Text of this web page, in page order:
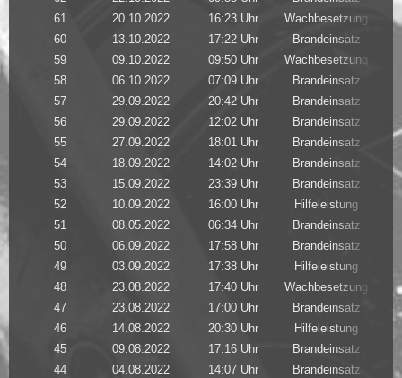
61
20.10.2022 16:23 Uhr Wachbesetzung
60
13.10.2022 17:22 Uhr Brandeinsatz
59
09.10.2022 09:50 Uhr Wachbesetzung
58
06.10.2022 07:09 Uhr Brandeinsatz
57
29.09.2022 20:42 Uhr Brandeinsatz
56
29.09.2022 12:02 Uhr Brandeinsatz
55
27.09.2022 18:01 Uhr Brandeinsatz
54
18.09.2022 14:02 Uhr Brandeinsatz
53
15.09.2022 23:39 Uhr Brandeinsatz
52
10.09.2022 16:00 Uhr Hilfeleistung
51
08.05.2022 06:34 Uhr Brandeinsatz
50
06.09.2022 17:58 Uhr Brandeinsatz
49
03.09.2022 17:38 Uhr Hilfeleistung
48
23.08.2022 17:40 Uhr Wachbesetzung
47
23.08.2022 17:00 Uhr Brandeinsatz
46
14.08.2022 20:30 Uhr Hilfeleistung
45
09.08.2022 17:16 Uhr Brandeinsatz
44
04.08.2022 14:07 Uhr Brandeinsatz